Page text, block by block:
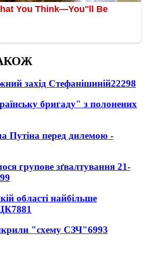
захід Стефанішиній22298
бригаду" з полонених
Путіна перед дилемою -
групове зґвалтування 21-
області найбільше
7881
"схему СЗЧ"6993